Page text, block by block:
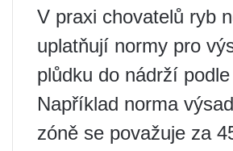
V praxi chovatelů ryb
uplatňují normy pro
plůdku do nádrží
Například norma
zóně se považuje za